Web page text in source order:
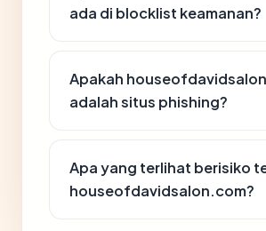
ada di blocklist keamanan?
Apakah
adalah situs phishing?
Apa yang terlihat berisiko
houseofdavidsalon.com?